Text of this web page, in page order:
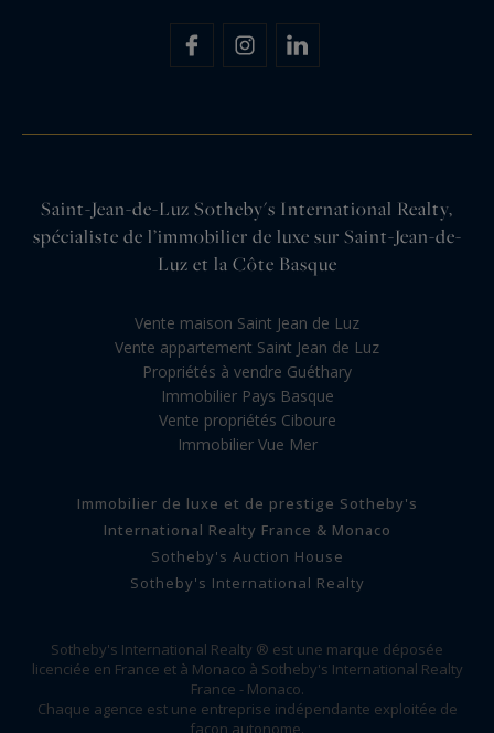
Saint-Jean-de-Luz Sotheby's International Realty,
spécialiste de l’immobilier de luxe sur Saint-Jean-de-
Luz et la Côte Basque
Vente maison Saint Jean de Luz
Vente appartement Saint Jean de Luz
Propriétés à vendre Guéthary
Immobilier Pays Basque
Vente propriétés Ciboure
Immobilier Vue Mer
Immobilier de luxe et de prestige Sotheby's
International Realty France & Monaco
Sotheby's Auction House
Sotheby's International Realty
Sotheby's International Realty ® est une marque déposée
licenciée en France et à Monaco à Sotheby's International Realty
France - Monaco.
Chaque agence est une entreprise indépendante exploitée de
façon autonome.